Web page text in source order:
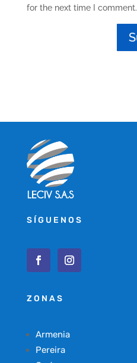
for the next time I comment.
SÍGUENOS
ZONAS
Armenia
Pereira